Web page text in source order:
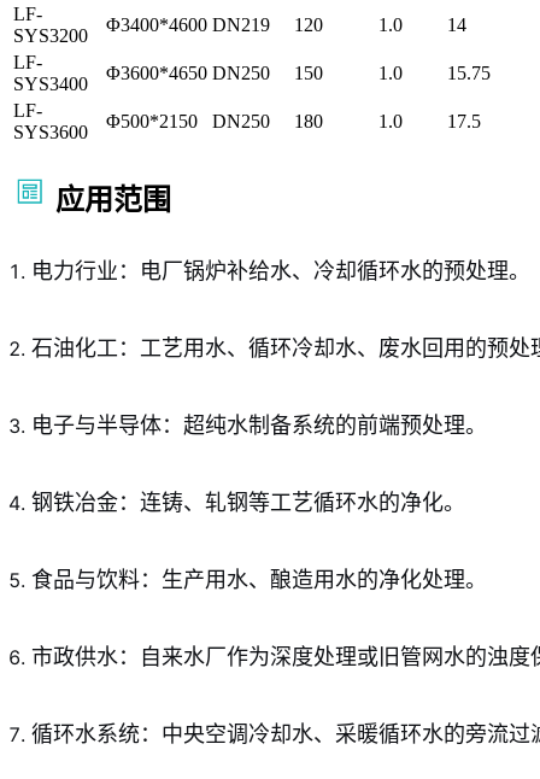
LF-
SYS3200
Φ3400*4600 DN219 120 1.0
14
LF-
SYS3400
Φ3600*4650 DN250 150 1.0
15.75
LF-
SYS3600
Φ500*2150 DN250 180 1.0 17.5
应用范围
电力行业：电厂锅炉补给水、冷却循环水的预处理。
石油化工：工艺用水、循环冷却水、废水回用的预处
电子与半导体：超纯水制备系统的前端预处理。
钢铁冶金：连铸、轧钢等工艺循环水的净化。
食品与饮料：生产用水、酿造用水的净化处理。
市政供水：自来水厂作为深度处理或旧管网水的浊度
循环水系统：中央空调冷却水、采暖循环水的旁流过